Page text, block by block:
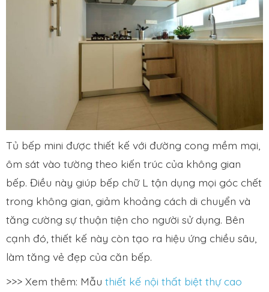
Tủ bếp mini được thiết kế với đường cong mềm mại,
ôm sát vào tường theo kiến trúc của không gian
bếp. Điều này giúp bếp chữ L tận dụng mọi góc chết
trong không gian, giảm khoảng cách di chuyển và
tăng cường sự thuận tiện cho người sử dụng. Bên
cạnh đó, thiết kế này còn tạo ra hiệu ứng chiều sâu,
làm tăng vẻ đẹp của căn bếp.
>>> Xem thêm: Mẫu thiết kế nội thất biệt thự cao